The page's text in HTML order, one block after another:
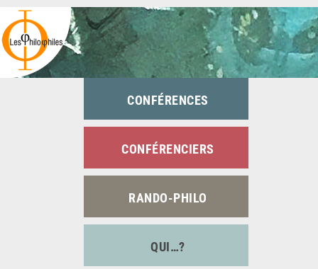
Passer
au
contenu
CONFÉRENCES
CONFÉRENCIERS
RANDO-PHILO
QUI…?